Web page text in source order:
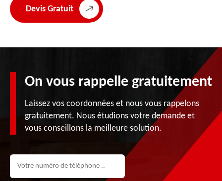
Devis Gratuit
On vous rappelle gratuitement
Laissez vos coordonnées et nous vous rappelons
gratuitement. Nous étudions votre demande et
vous conseillons la meilleure solution.